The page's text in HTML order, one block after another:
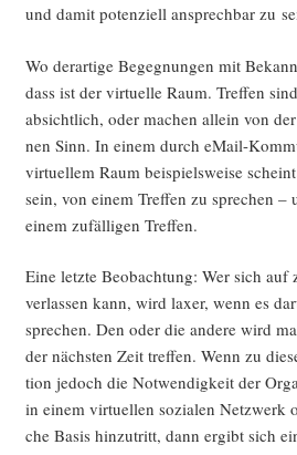
und damit poten­zi­ell ansprech­bar zu
Wo der­ar­ti­ge Begeg­nun­gen mit
dass ist der vir­tu­el­le Raum. Tref­fen
absicht­lich, oder machen allein von
nen Sinn. In einem durch eMail-
vir­tu­el­lem Raum bei­spiels­wei­se
sein, von einem Tref­fen zu spre­chen –
einem zufäl­li­gen Treffen.
Eine letz­te Beob­ach­tung: Wer sich auf
ver­las­sen kann, wird laxer, wenn es
spre­chen. Den oder die ande­re wird
der nächs­ten Zeit tref­fen. Wenn zu
ti­on jedoch die Not­wen­dig­keit der
in einem vir­tu­el­len sozia­len Netz­werk
che Basis hin­zu­tritt, dann ergibt sich